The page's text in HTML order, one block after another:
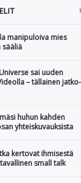
manipuloiva mies
sääliä
sai uuden
– tällainen jatko-
huhun kahden
yhteiskuvauksista
kertovat ihmisestä
small talk